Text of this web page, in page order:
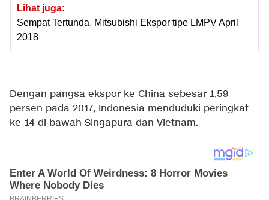
Lihat juga:
Sempat Tertunda, Mitsubishi Ekspor tipe LMPV April
2018
Dengan pangsa ekspor ke China sebesar 1,59
persen pada 2017, Indonesia menduduki peringkat
ke-14 di bawah Singapura dan Vietnam.